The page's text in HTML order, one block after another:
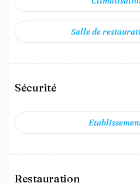
Salle de
Sécurité
Restauration